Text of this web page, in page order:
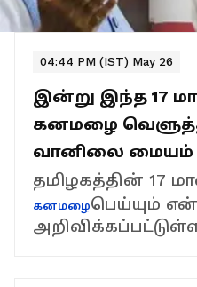
04:44 PM (IST) May 26
இன்று இந்த 17
கனமழை
வானிலை மையம்
தமிழகத்தின் 17
கனமழைபெய்யும்